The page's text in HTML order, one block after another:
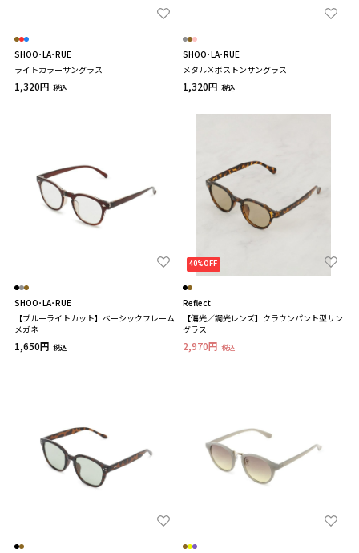
SHOO･LA･RUE
ライトカラーサングラス
1,320円 税込
SHOO･LA･RUE
メタル×ボストンサングラス
1,320円 税込
SHOO･LA･RUE
【ブルーライトカット】ベーシックフレーム
メガネ
1,650円 税込
40%OFF
Reflect
【偏光／調光レンズ】クラウンパント型サン
グラス
2,970円 税込